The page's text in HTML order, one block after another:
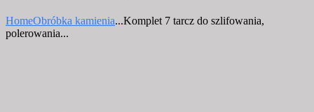
HomeObróbka kamienia...Komplet 7 tarcz do szlifowania,
polerowania...